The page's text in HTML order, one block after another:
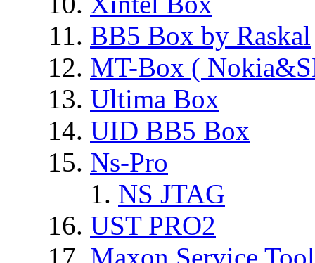
BB5 Box by Raskal
MT-Box (
Ultima Box
UID BB5 Box
Ns-Pro
NS JTAG
UST PRO2
Maxon Service